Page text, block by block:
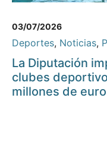
03/07/2026
Deportes, Noticias,
La Diputación
clubes
millones de